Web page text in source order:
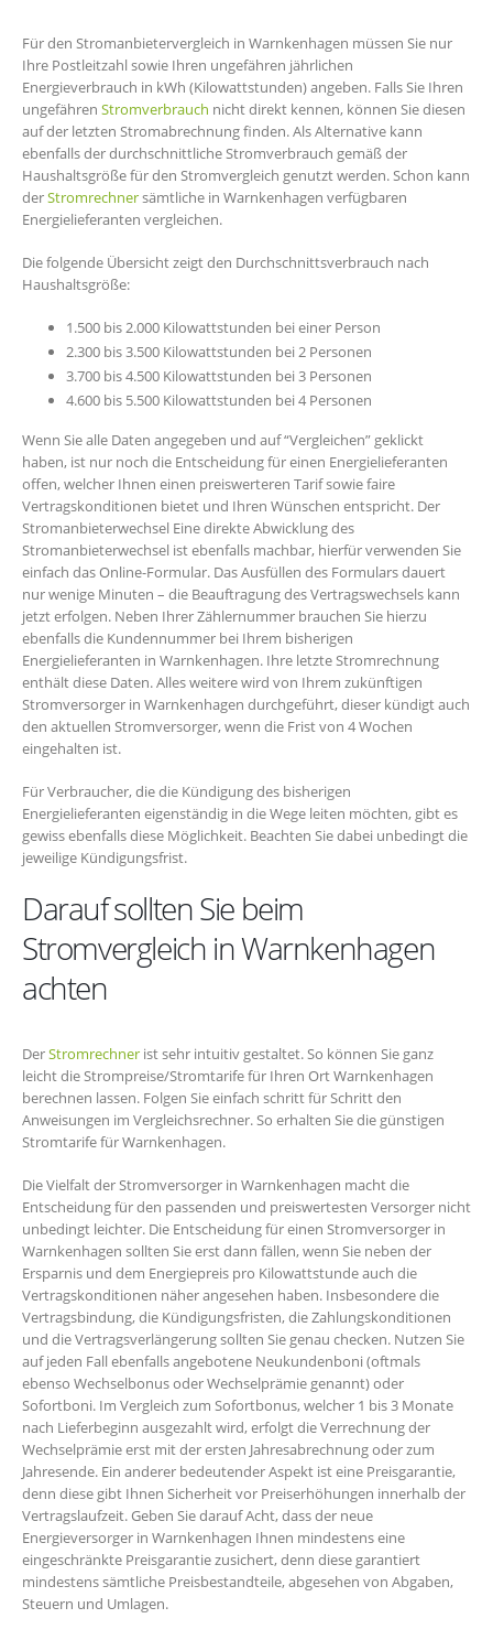
Für den Stromanbietervergleich in Warnkenhagen müssen Sie nur
Ihre Postleitzahl sowie Ihren ungefähren jährlichen
Energieverbrauch in kWh (Kilowattstunden) angeben. Falls Sie Ihren
ungefähren Stromverbrauch nicht direkt kennen, können Sie diesen
auf der letzten Stromabrechnung finden. Als Alternative kann
ebenfalls der durchschnittliche Stromverbrauch gemäß der
Haushaltsgröße für den Stromvergleich genutzt werden. Schon kann
derStromrechnersämtliche in Warnkenhagen verfügbaren
Energielieferanten vergleichen.
Die folgende Übersicht zeigt den Durchschnittsverbrauch nach
Haushaltsgröße:
1.500 bis 2.000 Kilowattstunden bei einer Person
2.300 bis 3.500 Kilowattstunden bei 2 Personen
3.700 bis 4.500 Kilowattstunden bei 3 Personen
4.600 bis 5.500 Kilowattstunden bei 4 Personen
Wenn Sie alle Daten angegeben und auf “Vergleichen” geklickt
haben, ist nur noch die Entscheidung für einen Energielieferanten
offen, welcher Ihnen einen preiswerteren Tarif sowie faire
Vertragskonditionen bietet und Ihren Wünschen entspricht. Der
Stromanbieterwechsel Eine direkte Abwicklung des
Stromanbieterwechsel ist ebenfalls machbar, hierfür verwenden Sie
einfach das Online-Formular. Das Ausfüllen des Formulars dauert
nur wenige Minuten – die Beauftragung des Vertragswechsels kann
jetzt erfolgen. Neben Ihrer Zählernummer brauchen Sie hierzu
ebenfalls die Kundennummer bei Ihrem bisherigen
Energielieferanten in Warnkenhagen. Ihre letzte Stromrechnung
enthält diese Daten. Alles weitere wird von Ihrem zukünftigen
Stromversorger in Warnkenhagen durchgeführt, dieser kündigt auch
den aktuellen Stromversorger, wenn die Frist von 4 Wochen
eingehalten ist.
Für Verbraucher, die die Kündigung des bisherigen
Energielieferanten eigenständig in die Wege leiten möchten, gibt es
gewiss ebenfalls diese Möglichkeit. Beachten Sie dabei unbedingt die
jeweilige Kündigungsfrist.
Darauf sollten Sie beim
Stromvergleich in Warnkenhagen
achten
DerStromrechner ist sehr intuitiv gestaltet. So können Sie ganz
leicht die Strompreise/Stromtarife für Ihren Ort Warnkenhagen
berechnen lassen. Folgen Sie einfach schritt für Schritt den
Anweisungen im Vergleichsrechner. So erhalten Sie die günstigen
Stromtarife für Warnkenhagen.
Die Vielfalt der Stromversorger in Warnkenhagen macht die
Entscheidung für den passenden und preiswertesten Versorger nicht
unbedingt leichter. Die Entscheidung für einen Stromversorger in
Warnkenhagen sollten Sie erst dann fällen, wenn Sie neben der
Ersparnis und dem Energiepreis pro Kilowattstunde auch die
Vertragskonditionen näher angesehen haben. Insbesondere die
Vertragsbindung, die Kündigungsfristen, die Zahlungskonditionen
und die Vertragsverlängerung sollten Sie genau checken. Nutzen Sie
auf jeden Fall ebenfalls angebotene Neukundenboni (oftmals
ebenso Wechselbonus oder Wechselprämie genannt) oder
Sofortboni. Im Vergleich zum Sofortbonus, welcher 1 bis 3 Monate
nach Lieferbeginn ausgezahlt wird, erfolgt die Verrechnung der
Wechselprämie erst mit der ersten Jahresabrechnung oder zum
Jahresende. Ein anderer bedeutender Aspekt ist eine Preisgarantie,
denn diese gibt Ihnen Sicherheit vor Preiserhöhungen innerhalb der
Vertragslaufzeit. Geben Sie darauf Acht, dass der neue
Energieversorger in Warnkenhagen Ihnen mindestens eine
eingeschränkte Preisgarantie zusichert, denn diese garantiert
mindestens sämtliche Preisbestandteile, abgesehen von Abgaben,
Steuern und Umlagen.